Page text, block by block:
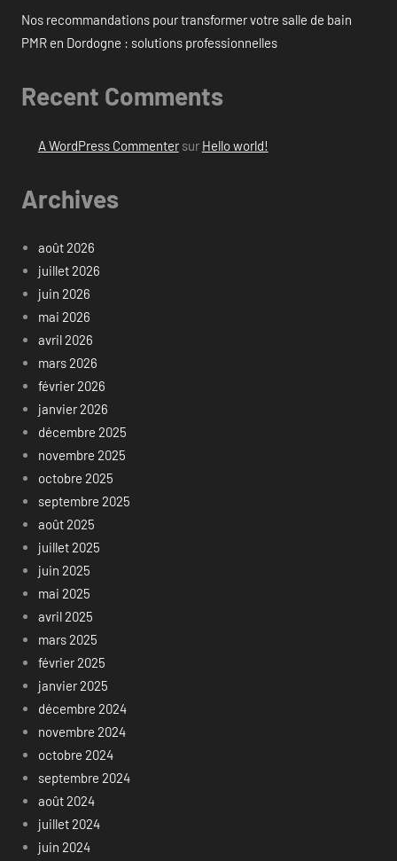
Nos recommandations pour transformer votre salle de bain
PMR en Dordogne : solutions professionnelles
Recent Comments
A WordPress Commentersur Hello world!
Archives
août 2026
juillet 2026
juin 2026
mai 2026
avril 2026
mars 2026
février 2026
janvier 2026
décembre 2025
novembre 2025
octobre 2025
septembre 2025
août 2025
juillet 2025
juin 2025
mai 2025
avril 2025
mars 2025
février 2025
janvier 2025
décembre 2024
novembre 2024
octobre 2024
septembre 2024
août 2024
juillet 2024
juin 2024